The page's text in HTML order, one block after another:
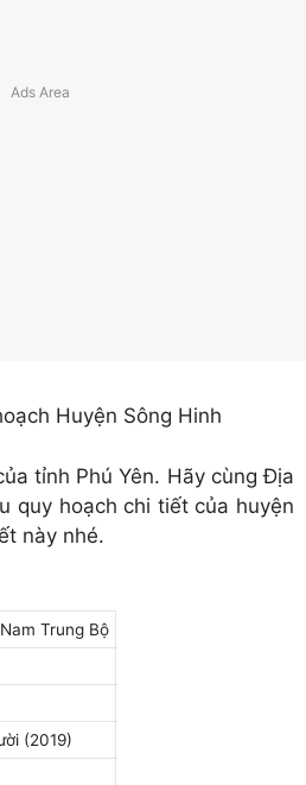
tỉnh Phú Yên. Hãy cùng Địa
quy hoạch chi tiết của huyện
này nhé.
Trung Bộ
(2019)